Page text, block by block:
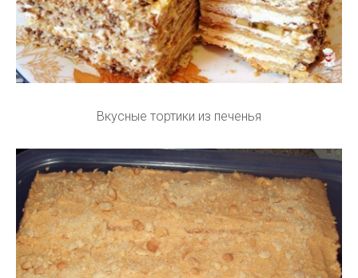
Вкусные тортики из печенья